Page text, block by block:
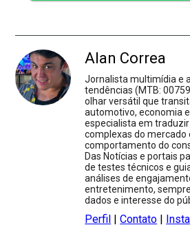
Alan Correa
Jornalista multimídia e
tendências (MTB:
olhar versátil que
automotivo, economia
especialista em
complexas do mercado
comportamento do
Das Notícias e portais
de testes técnicos e
análises de
entretenimento,
dados e interesse do
Perfil |Contato |